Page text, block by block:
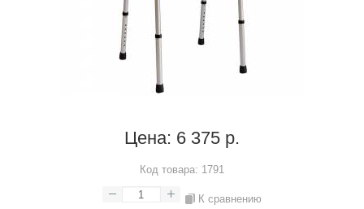
Цена: 6 375 р.
Код товара: 1791
К сравнению